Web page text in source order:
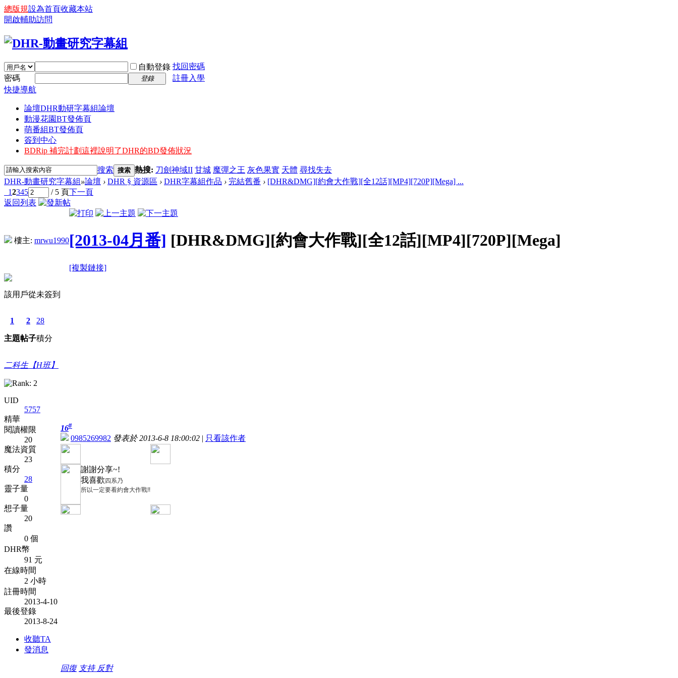
總版規設為首頁收藏本站
開啟輔助訪問
自動登錄 找回密碼
密碼
登錄
註冊入學
快捷導航
論壇DHR動研字幕組論壇
動漫花園BT發佈頁
萌番組BT發佈頁
簽到中心
BDRip 補完計劃這裡說明了DHR的BD發佈狀況
搜索 搜索 熱搜: 刀劍神域II 甘城 魔彈之王 灰色果實 天體 尋找失去
DHR-動畫研究字幕組»論壇 › DHR § 資源區 › DHR字幕組作品 › 完結舊番 › [DHR&DMG][約會大作戰][全12話][MP4][720P][Mega] ...
12345 / 5 頁下一頁
返回列表
樓主: mrwu1990[2013-04月番] [DHR&DMG][約會大作戰][全12話][MP4][720P][Mega]
[複製鏈接]
該用戶從未簽到
1
主題
2
帖子
28
積分
二科生【H班】
UID
5757
精華
閱讀權限
20
魔法資質
23
積分
28
靈子量
0
想子量
20
讚
0 個
DHR幣
91 元
在線時間
2 小時
註冊時間
2013-4-10
最後登錄
2013-8-24
收聽TA
發消息
16#
0985269982 發表於 2013-6-8 18:00:02 | 只看該作者
謝謝分享~!
我喜歡 四系乃
所以一定要看約會大作戰!!
回復 支持 反對